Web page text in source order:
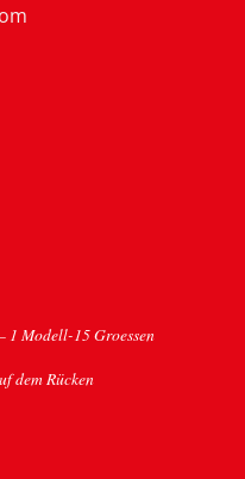
1 Modell-15 Groessen
dem Rücken